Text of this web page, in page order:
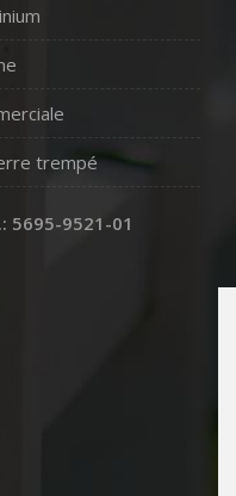
trempé
5695-9521-01